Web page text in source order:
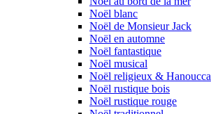
Noël blanc
Noël de Monsieur Jack
Noël en automne
Noël fantastique
Noël musical
Noël religieux & Hanoucca
Noël rustique bois
Noël rustique rouge